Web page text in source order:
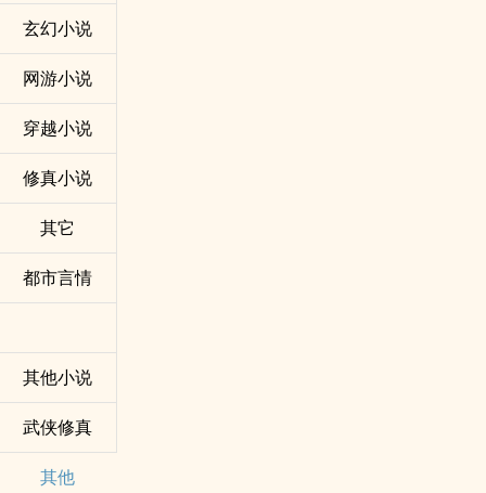
玄幻小说
网游小说
穿越小说
修真小说
其它
都市言情
其他小说
武侠修真
其他